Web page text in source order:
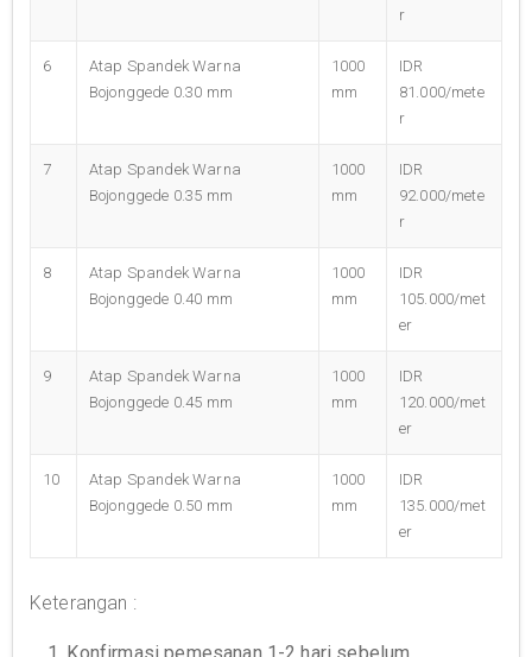
r
6
Atap Spandek Warna
Bojonggede 0.30 mm
1000
mm
IDR
81.000/mete
r
7
Atap Spandek Warna
Bojonggede 0.35 mm
1000
mm
IDR
92.000/mete
r
8
Atap Spandek Warna
Bojonggede 0.40 mm
1000
mm
IDR
105.000/met
er
9
Atap Spandek Warna
Bojonggede 0.45 mm
1000
mm
IDR
120.000/met
er
10
Atap Spandek Warna
Bojonggede 0.50 mm
1000
mm
IDR
135.000/met
er
Keterangan :